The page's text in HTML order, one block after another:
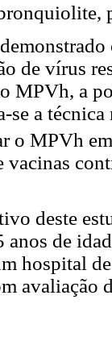
de vírus
MPVh, a
se a
o MPVh
deste
anos de
hospital
avaliação